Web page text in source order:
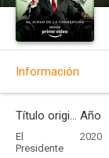
Información
Título original
El
Presidente
Año
2020